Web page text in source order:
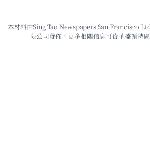
本材料由Sing Tao Newspapers San Francisco
限公司發佈，更多相關信息可從華盛頓特